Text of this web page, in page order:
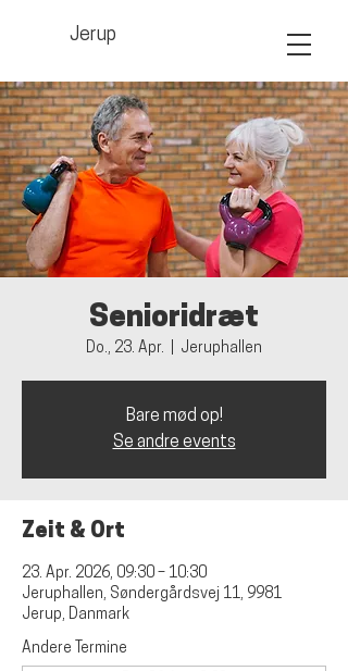
Jerup
Senioridræt
Do., 23. Apr. Jeruphallen
Bare mød op!
Se andre events
Zeit & Ort
23. Apr. 2026, 09:30 – 10:30
Jeruphallen, Søndergårdsvej 11, 9981
Jerup, Danmark
Andere Termine